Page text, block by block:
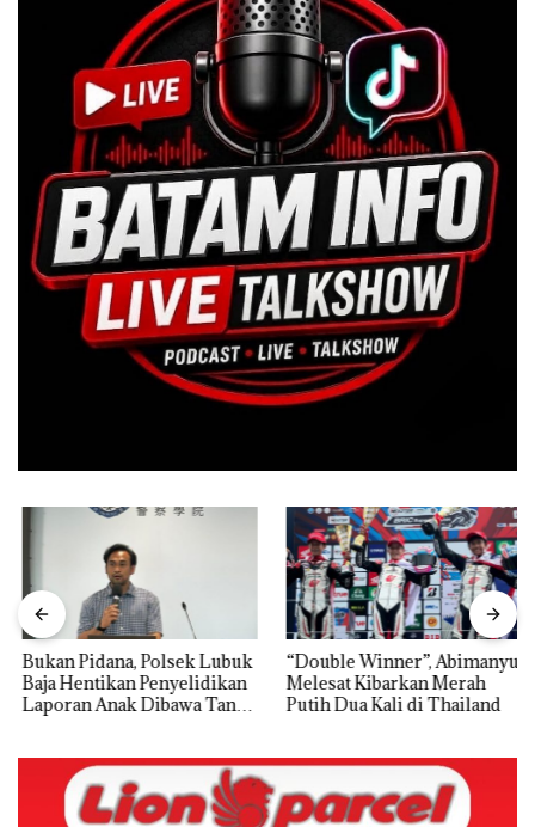
Bukan Pidana, Polsek Lubuk
Baja Hentikan Penyelidikan
Laporan Anak Dibawa Tanpa
“Double Winner”, Abimanyu
Melesat Kibarkan Merah
Putih Dua Kali di Thailand